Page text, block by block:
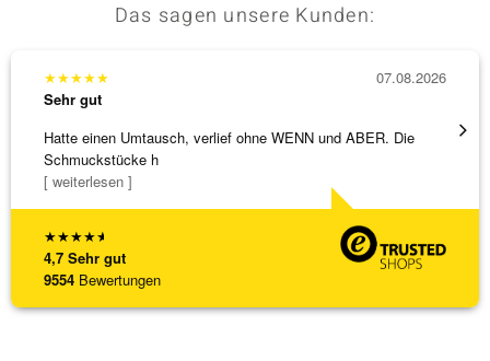
Das sagen unsere Kunden:
★★★★★
4,7 Sehr gut
9554 Bewertungen
★★★★★
Sehr gut
Hatte einen Umtausch, verlief ohne WENN und ABER. Die
Schmuckstücke h
[ weiterlesen ]
07.08.2026